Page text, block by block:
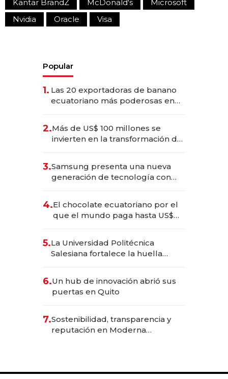
Kantar BrandZ McDonald's
Microsoft
Nvidia
Oracle Visa
Popular
1. Las 20 exportadoras de banano
ecuatoriano más poderosas en
2.Más de US$ 100 millones se
invierten en la transformación de
3.Samsung presenta una nueva
generación de tecnología con
4.El chocolate ecuatoriano por el
que el mundo paga hasta US$
5.La Universidad Politécnica
Salesiana fortalece la huella
6.Un hub de innovación abrió sus
puertas en Quito
7.Sostenibilidad, transparencia y
reputación en Moderna